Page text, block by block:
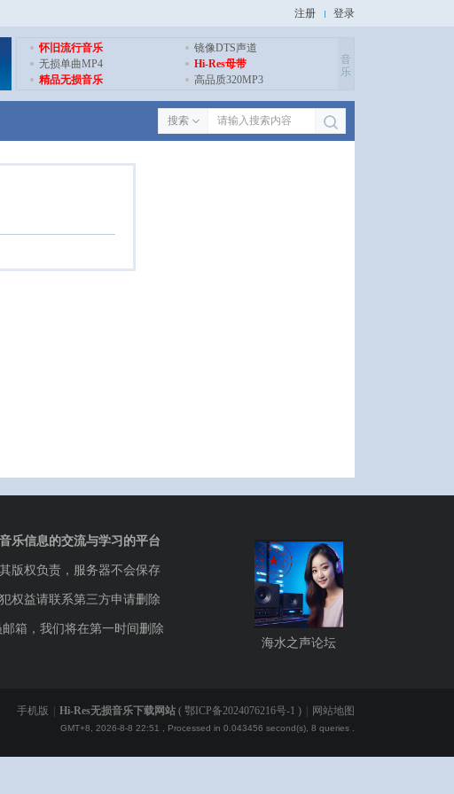
注册 登录
怀旧流行音乐
镜像DTS声道
无损单曲MP4
Hi-Res母带
精品无损音乐
高品质320MP3
音
乐
搜索
乐信息的交流与学习的平台
版权负责，服务器不会保存
权益请联系第三方申请删除
箱，我们将在第一时间删除
海水之声论坛
手机版 Hi-Res无损音乐下载网站 ( 鄂ICP备2024076216号-1 ) 网站地图
GMT+8, 2026-8-8 22:51 , Processed in 0.043456 second(s), 8 queries .